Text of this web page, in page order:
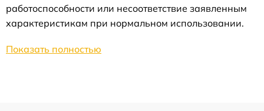
работоспособности или несоответствие заявленным
характеристикам при нормальном использовании.
Показать полностью